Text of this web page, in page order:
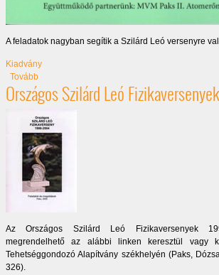
A feladatok nagyban segítik a Szilárd Leó versenyre
Kiadvány
Tovább(Moden fizika példatár 3)
Országos Szilárd Leó
Az Országos Szilárd Leó Fizikaversenyek
megrendelhető az alábbi linken keresztül vagy
Tehetséggondozó Alapítvány székhelyén (Paks,
326).